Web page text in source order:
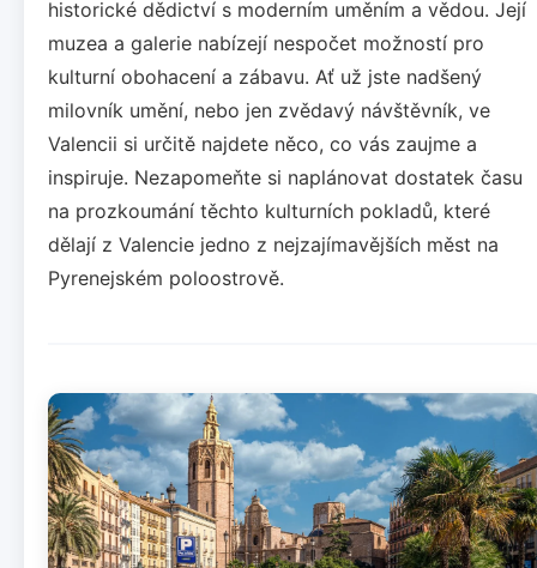
historické dědictví s moderním uměním a vědou. Její
muzea a galerie nabízejí nespočet možností pro
kulturní obohacení a zábavu. Ať už jste nadšený
milovník umění, nebo jen zvědavý návštěvník, ve
Valencii si určitě najdete něco, co vás zaujme a
inspiruje. Nezapomeňte si naplánovat dostatek času
na prozkoumání těchto kulturních pokladů, které
dělají z Valencie jedno z nejzajímavějších měst na
Pyrenejském poloostrově.